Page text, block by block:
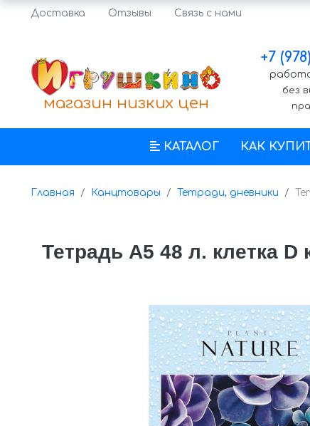
Доставка Отзывы Связь с нами
магазин низких цен
+7
без
КАТАЛОГ КАК
Главная Канцтовары Тетради, дневники
Тетрадь А5 48 л. клетка